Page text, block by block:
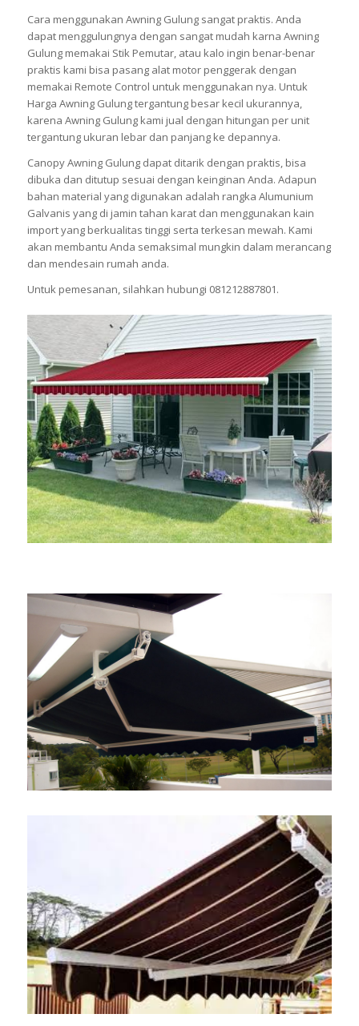
Cara menggunakan Awning Gulung sangat praktis. Anda
dapat menggulungnya dengan sangat mudah karna Awning
Gulung memakai Stik Pemutar, atau kalo ingin benar-benar
praktis kami bisa pasang alat motor penggerak dengan
memakai Remote Control untuk menggunakan nya. Untuk
Harga Awning Gulung tergantung besar kecil ukurannya,
karena Awning Gulung kami jual dengan hitungan per unit
tergantung ukuran lebar dan panjang ke depannya.
Canopy Awning Gulung dapat ditarik dengan praktis, bisa
dibuka dan ditutup sesuai dengan keinginan Anda. Adapun
bahan material yang digunakan adalah rangka Alumunium
Galvanis yang di jamin tahan karat dan menggunakan kain
import yang berkualitas tinggi serta terkesan mewah. Kami
akan membantu Anda semaksimal mungkin dalam merancang
dan mendesain rumah anda.
Untuk pemesanan, silahkan hubungi 081212887801.